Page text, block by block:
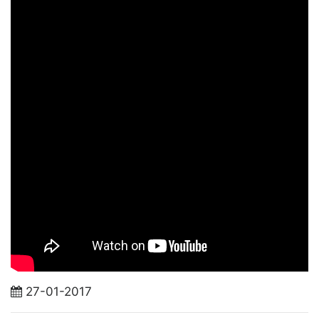
27-01-2017